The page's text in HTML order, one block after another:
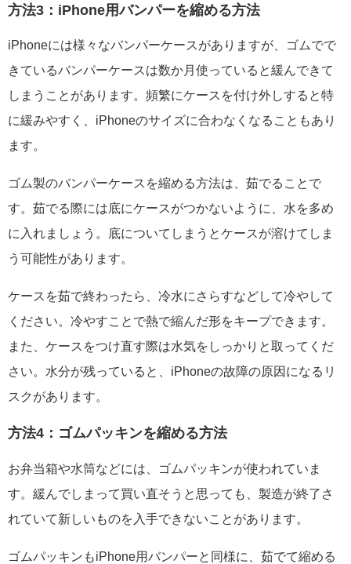
方法3：iPhone用バンパーを縮める方法
iPhoneには様々なバンパーケースがありますが、ゴムでで
きているバンパーケースは数か月使っていると緩んできて
しまうことがあります。頻繁にケースを付け外しすると特
に緩みやすく、iPhoneのサイズに合わなくなることもあり
ます。
ゴム製のバンパーケースを縮める方法は、茹でることで
す。茹でる際には底にケースがつかないように、水を多め
に入れましょう。底についてしまうとケースが溶けてしま
う可能性があります。
ケースを茹で終わったら、冷水にさらすなどして冷やして
ください。冷やすことで熱で縮んだ形をキープできます。
また、ケースをつけ直す際は水気をしっかりと取ってくだ
さい。水分が残っていると、iPhoneの故障の原因になるリ
スクがあります。
方法4：ゴムパッキンを縮める方法
お弁当箱や水筒などには、ゴムパッキンが使われていま
す。緩んでしまって買い直そうと思っても、製造が終了さ
れていて新しいものを入手できないことがあります。
ゴムパッキンもiPhone用バンパーと同様に、茹でて縮める